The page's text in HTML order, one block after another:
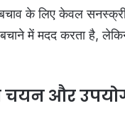
के लिए केवल
में मदद करता है,
चयन और